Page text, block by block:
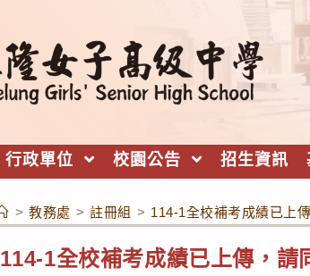
行政單位 校園公告 招生資訊
> 教務處 > 註冊組 > 114-1全校補考成績已上
114-1全校補考成績已上傳，